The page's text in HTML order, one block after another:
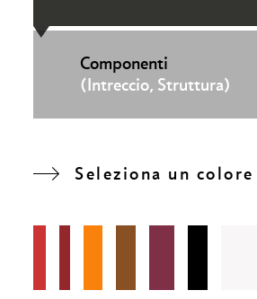
Componenti
(Intreccio, Struttura)
Seleziona un colore